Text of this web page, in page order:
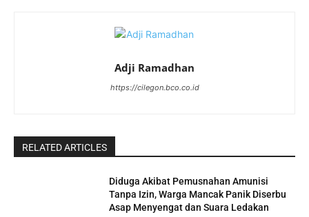
Adji Ramadhan
https://cilegon.bco.co.id
RELATED ARTICLES
Diduga Akibat Pemusnahan Amunisi
Tanpa Izin, Warga Mancak Panik Diserbu
Asap Menyengat dan Suara Ledakan